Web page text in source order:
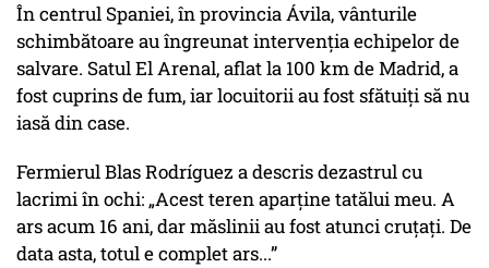
În centrul Spaniei, în provincia Ávila, vânturile
schimbătoare au îngreunat intervenția echipelor de
salvare. Satul El Arenal, aflat la 100 km de Madrid, a
fost cuprins de fum, iar locuitorii au fost sfătuiți să nu
iasă din case.
Fermierul Blas Rodríguez a descris dezastrul cu
lacrimi în ochi: „Acest teren aparține tatălui meu. A
ars acum 16 ani, dar măslinii au fost atunci cruțați. De
data asta, totul e complet ars...”